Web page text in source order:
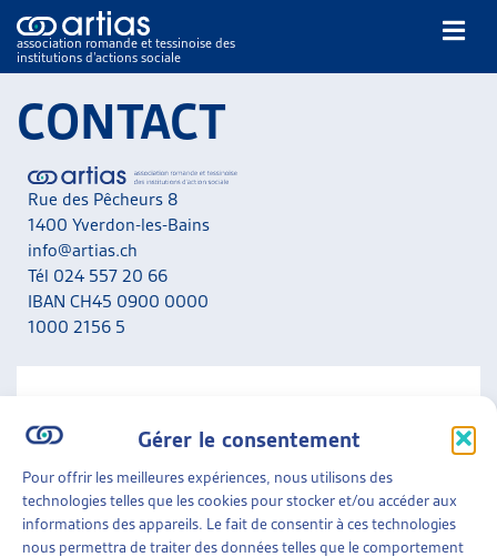
Gérer le consentement
Pour offrir les meilleures expériences, nous utilisons des
technologies telles que les cookies pour stocker et/ou accéder aux
informations des appareils. Le fait de consentir à ces technologies
nous permettra de traiter des données telles que le comportement
association romande et tessinoise des
institutions d’actions sociale
NOS PUBLICATIONS
ARTICLES
DOSSIERS DU MOIS
THÉMATIQUES
GUIDE SOCIAL ROMAND
AUTRES
ARTIAS
L’ASSOCIATION
CONTACT
Rue des Pêcheurs 8
1400 Yverdon-les-Bains
info@artias.ch
Tél 024 557 20 66
IBAN CH45 0900 0000
1000 2156 5
A noter que nous ne répondons pas aux messages liés
aux situations personnelles. Adressez-vous en priorité
aux services concernés de votre canton.
Nom